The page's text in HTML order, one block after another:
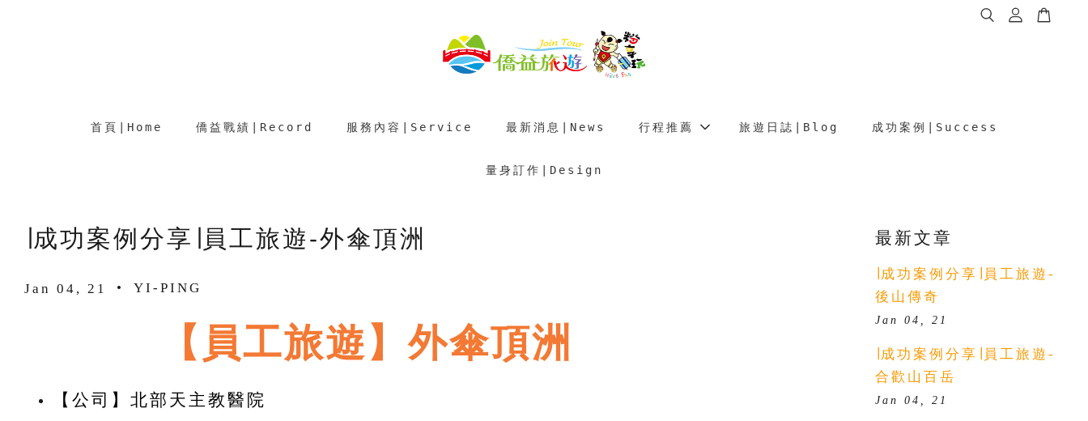
首頁∣Home 僑益戰績∣Record 服務內容∣Service 最新消息∣News 行程推薦 旅遊日誌∣Blog 成功案例∣Success
量身訂作∣Design
∣成功案例分享∣員工旅遊-外傘頂洲
Jan 04, 21 • YI-PING
【員工旅遊】外傘頂洲
【公司】北部天主教醫院
最新文章
∣成功案例分享∣員工旅遊-
後山傳奇
Jan 04, 21
∣成功案例分享∣員工旅遊-
合歡山百岳
Jan 04, 21